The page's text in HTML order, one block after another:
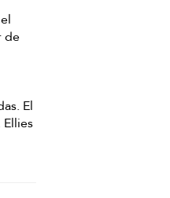
de
El